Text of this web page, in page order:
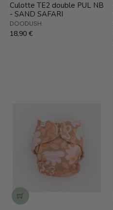
Culotte TE2 double PUL NB
- SAND SAFARI
DOODUSH
18,90 €